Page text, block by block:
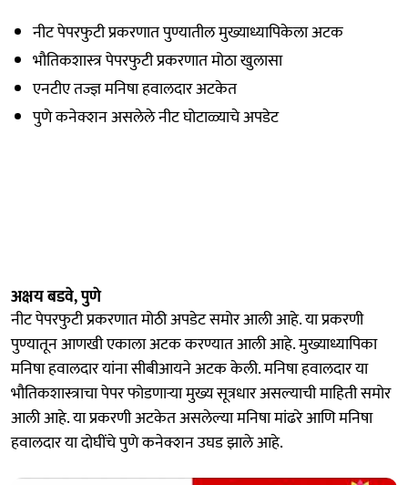
नीट पेपरफुटी प्रकरणात पुण्यातील मुख्याध्यापिकेला अटक
भौतिकशास्त्र पेपरफुटी प्रकरणात मोठा खुलासा
एनटीए तज्ज्ञ मनिषा हवालदार अटकेत
पुणे कनेक्शन असलेले नीट घोटाळ्याचे अपडेट
अक्षय बडवे, पुणे
नीट पेपरफुटी प्रकरणात मोठी अपडेट समोर आली आहे. या प्रकरणी
पुण्यातून आणखी एकाला अटक करण्यात आली आहे. मुख्याध्यापिका
मनिषा हवालदार यांना सीबीआयने अटक केली. मनिषा हवालदार या
भौतिकशास्त्राचा पेपर फोडणाऱ्या मुख्य सूत्रधार असल्याची माहिती समोर
आली आहे. या प्रकरणी अटकेत असलेल्या मनिषा मांढरे आणि मनिषा
हवालदार या दोघींचे पुणे कनेक्शन उघड झाले आहे.